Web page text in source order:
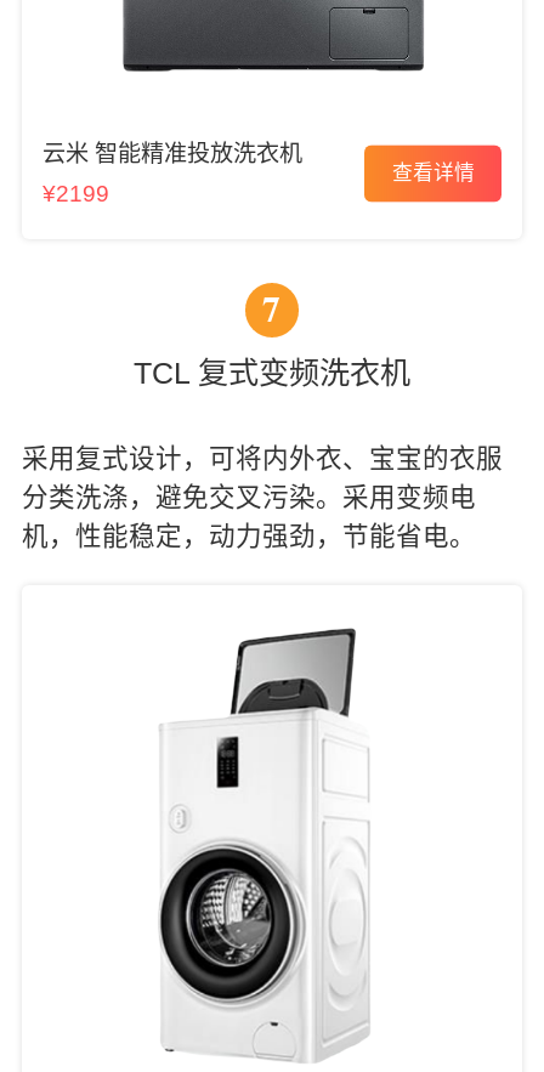
云米 智能精准投放洗衣机
¥2199
查看详情
7
TCL 复式变频洗衣机
采用复式设计，可将内外衣、宝宝的衣服
分类洗涤，避免交叉污染。采用变频电
机，性能稳定，动力强劲，节能省电。